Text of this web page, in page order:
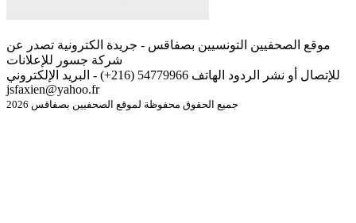
موقع الصحفيين التونسيين بصفاقس - جريدة الكترونية تصدر عن
شركة جسور للإعلانات
للإتصال أو نشر الردود الهاتف 54779966 (216+) - البريد الإلكتروني
jsfaxien@yahoo.fr
جميع الحقوق محفوظة لموقع الصحفيين بصفاقس 2026